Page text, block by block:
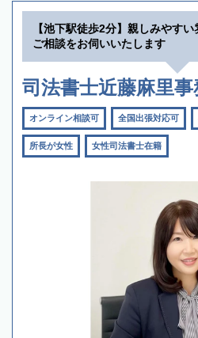
【池下駅徒歩2分】親しみやす
ご相談をお伺いいたします
司法書士近藤麻里事
オンライン相談可 全国出張対応可
所長が女性 女性司法書士在籍